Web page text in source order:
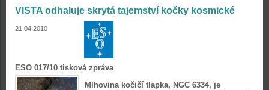
VISTA odhaluje skrytá tajemství kočky kosmické
21.04.2010
ESO 017/10 tisková zpráva
Mlhovina kočičí tlapka, NGC 6334, je